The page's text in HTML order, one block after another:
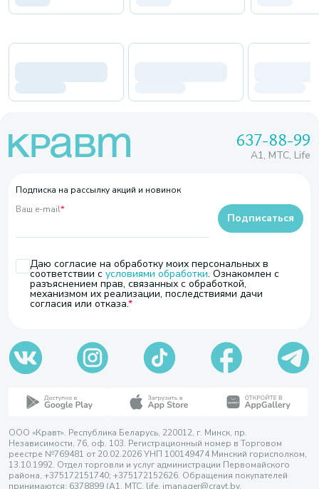
637-88-99
A1, МТС, Life
Подписка на рассылку акций и новинок
Ваш e-mail*
Даю согласие на обработку моих персональных в
соответствии с условиями обработки. Ознакомлен с
разъяснением прав, связанных с обработкой,
механизмом их реализации, последствиями дачи
согласия или отказа.
Подписаться
ООО «Кравт». Республика Беларусь, 220012, г. Минск, пр.
Независимости, 76, оф. 103. Регистрационный номер в Торговом
реестре №769481 от 20.02.2026 УНП 100149474 Минский горисполком,
13.10.1992. Отдел торговли и услуг администрации Первомайского
района, +375172151740; +375172152626. Обращения покупателей
принимаются: 6378899 (А1, МТС, life, imanager@cravt.by.